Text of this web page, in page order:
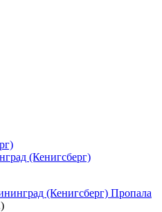
(Кенигсберг)
(Кенигсберг) Пропала